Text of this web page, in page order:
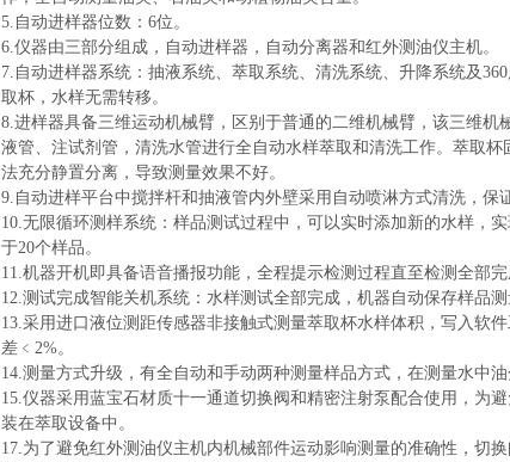
5.自动进样器位数：6位。
6.仪器由三部分组成，自动进样器，自动分离器和红外测油仪主机。
7.自动进样器系统：抽液系统、萃取系统、清洗系统、升降系统及
取杯，水样无需转移。
8.进样器具备三维运动机械臂，区别于普通的二维机械臂，该三维
液管、注试剂管，清洗水管进行全自动水样萃取和清洗工作。萃取
法充分静置分离，导致测量效果不好。
9.自动进样平台中搅拌杆和抽液管内外壁采用自动喷淋方式清洗，保
10.无限循环测样系统：样品测试过程中，可以实时添加新的水样，
于20个样品。
11.机器开机即具备语音播报功能，全程提示检测过程直至检测全部完
12.测试完成智能关机系统：水样测试全部完成，机器自动保存样品
13.采用进口液位测距传感器非接触式测量萃取杯水样体积，写入软
差﹤2%。
14.测量方式升级，有全自动和手动两种测量样品方式，在测量水中
15.仪器采用蓝宝石材质十一通道切换阀和精密注射泵配合使用，为
装在萃取设备中。
17.为了避免红外测油仪主机内机械部件运动影响测量的准确性，切